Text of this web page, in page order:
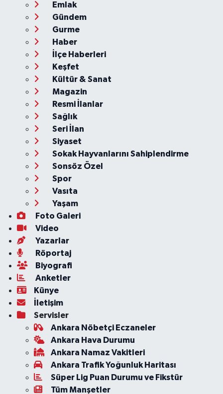
Emlak
Gündem
Gurme
Haber
İlçe Haberleri
Keşfet
Kültür & Sanat
Magazin
Resmi İlanlar
Sağlık
Seri İlan
Siyaset
Sokak Hayvanlarını Sahiplendirme
Sonsöz Özel
Spor
Vasıta
Yaşam
Foto Galeri
Video
Yazarlar
Röportaj
Biyografi
Anketler
Künye
İletişim
Servisler
Ankara Nöbetçi Eczaneler
Ankara Hava Durumu
Ankara Namaz Vakitleri
Ankara Trafik Yoğunluk Haritası
Süper Lig Puan Durumu ve Fikstür
Tüm Manşetler